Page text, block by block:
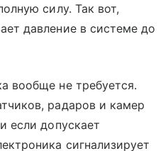
силу. Так вот,
давление в системе до
вообще не требуется.
радаров и камер
если допускает
сигнализирует